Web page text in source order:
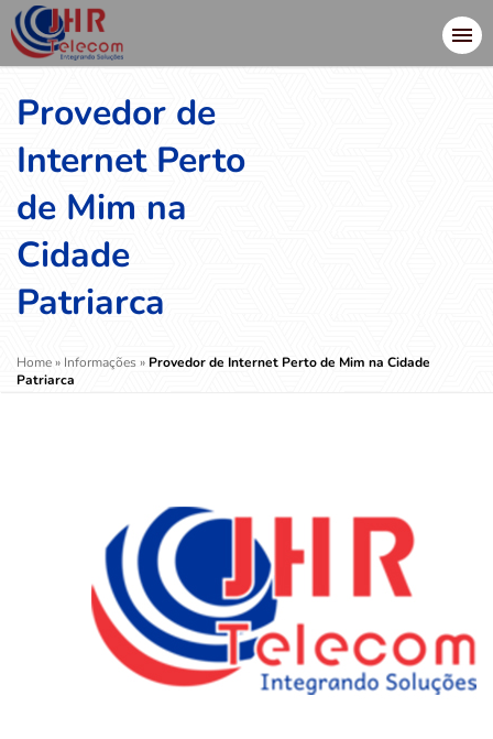
Provedor de
Internet Perto
de Mim na
Cidade
Patriarca
Home» Informações » Provedor de Internet Perto de Mim na Cidade
Patriarca